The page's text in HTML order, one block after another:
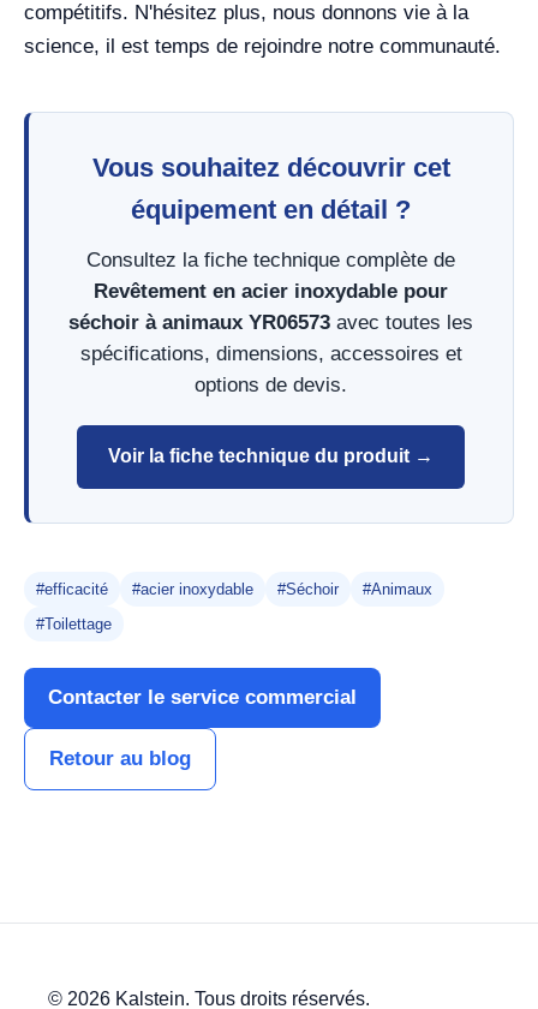
compétitifs. N'hésitez plus, nous donnons vie à la
science, il est temps de rejoindre notre communauté.
Vous souhaitez découvrir cet
équipement en détail ?
Consultez la fiche technique complète de
Revêtement en acier inoxydable pour
séchoir à animaux YR06573 avec toutes les
spécifications, dimensions, accessoires et
options de devis.
Voir la fiche technique du produit →
#efficacité #acier inoxydable #Séchoir
#Animaux
#Toilettage
Contacter le service commercial
Retour au blog
© 2026 Kalstein. Tous droits réservés.